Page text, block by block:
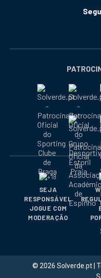
abre
nova
janela
abre
nova
SEJA
RESPONSÁVEL
JOGUE COM
MODERAÇÃO
© 2026 Solverde.pt |